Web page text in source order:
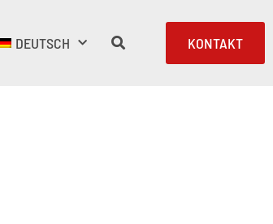
DEUTSCH KONTAKT